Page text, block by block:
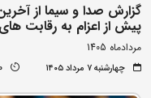
گزارش صدا و سیما از
پیش از اعزام به رقابت
مردادماه 1405
چهارشنبه ۷ مرداد ۱۴۰۵